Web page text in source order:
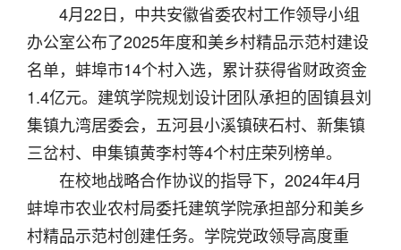
4月22日，中共安徽省委农村工作领导小组
办公室公布了2025年度和美乡村精品示范村建设
名单，蚌埠市14个村入选，累计获得省财政资金
1.4亿元。建筑学院规划设计团队承担的固镇县刘
集镇九湾居委会，五河县小溪镇硖石村、新集镇
三岔村、申集镇黄李村等4个村庄荣列榜单。
在校地战略合作协议的指导下，2024年4月
蚌埠市农业农村局委托建筑学院承担部分和美乡
村精品示范村创建任务。学院党政领导高度重